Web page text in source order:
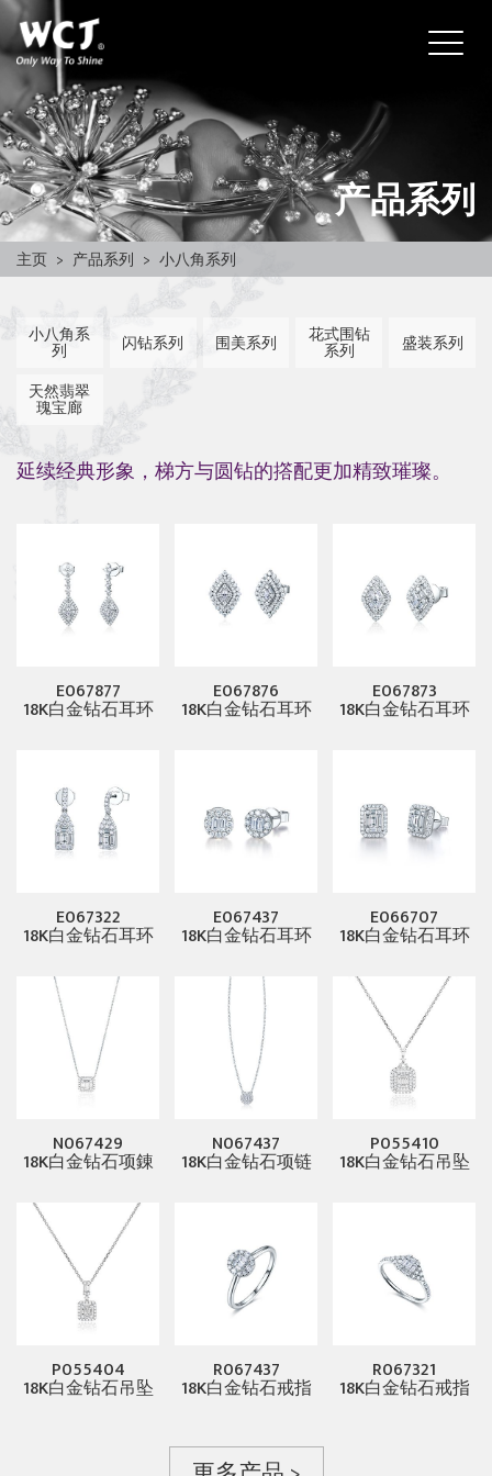
产品系列
主页 > 产品系列 > 小八角系列
小八角系
列 闪钻系列 围美系列 花式围钻
系列
盛装系列
天然翡翠
瑰宝廊
延续经典形象，梯方与圆钻的撘配更加精致璀璨。
E067877
18K白金钻石耳环
E067876
18K白金钻石耳环
E067873
18K白金钻石耳环
E067322
18K白金钻石耳环
E067437
18K白金钻石耳环
E066707
18K白金钻石耳环
N067429
18K白金钻石项錬
N067437
18K白金钻石项链
P055410
18K白金钻石吊坠
P055404
18K白金钻石吊坠
R067437
18K白金钻石戒指
R067321
18K白金钻石戒指